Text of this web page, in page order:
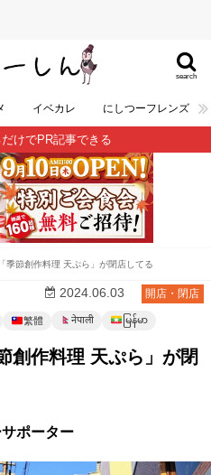
search
イベカレ にしつーフレンズ
だけでPR記事できる
季節創作料理 天ぷら」が閉店してる
開店・閉店
2024.06.03
繁體 नेपाली မြန်မာ
創作料理 天ぷら」が閉
ポーター